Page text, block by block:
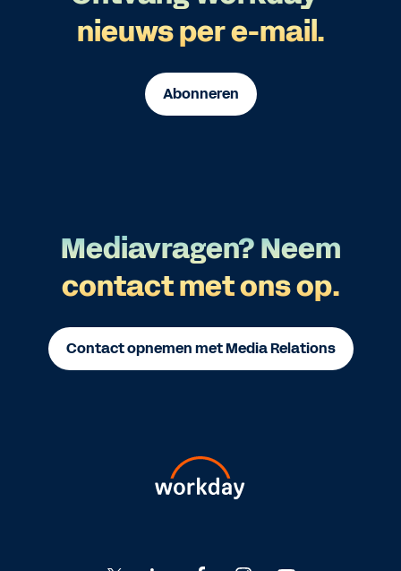
nieuws per e-mail.
Abonneren
Mediavragen? Neem
contact met ons op.
Contact opnemen met Media Relations
Go Go Go